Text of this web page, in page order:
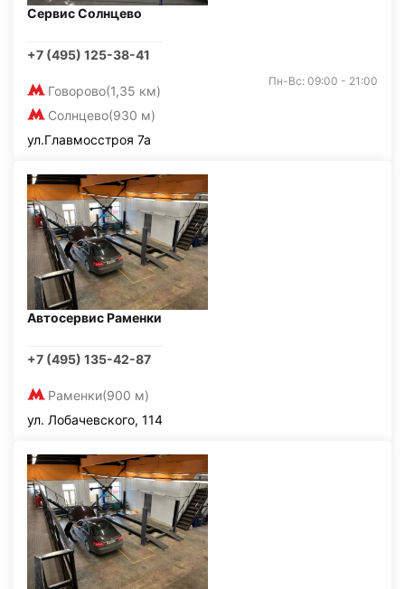
Сервис Солнцево
+7 (495) 125-38-41
Говорово(1,35 км)
Солнцево(930 м)
Пн-Вс: 09:00 - 21:00
ул.Главмосстроя 7а
Автосервис Раменки
+7 (495) 135-42-87
Раменки(900 м)
ул. Лобачевского, 114